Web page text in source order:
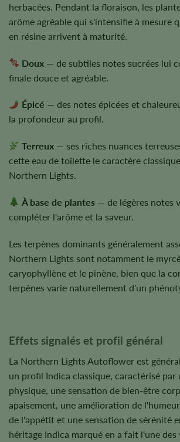
herbacées. Pendant la floraison, les
arôme agréable qui s'intensifie à mesure
en résine arrivent à maturité.
Doux — de subtiles notes sucrées lui
finale douce et agréable.
Épicé — des notes épicées et
la profondeur au profil.
Terreux — ses riches nuances
cette eau de toilette le caractère
Northern Lights.
À base de plantes — de légères notes
compléter l'arôme et la saveur.
Les terpènes dominants généralement
Northern Lights sont notamment le
caryophyllène et le pinène, bien que la
terpènes varie naturellement d'un
Effets signalés et profil général
La Northern Lights Autoflower est
un profil Indica classique, caractérisé par
physique, une sensation de bien-être
apaisement, une amélioration de
de l'appétit et une sensation de sérénité
héritage Indica marqué en a fait l'une des